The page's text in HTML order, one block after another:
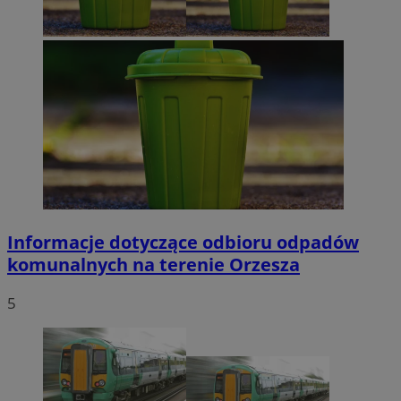
Informacje dotyczące odbioru odpadów
komunalnych na terenie Orzesza
5
VISITOR_PRIVACY_METADATA
YouTube
.youtube.com
tygodnie
Google Privacy Policy